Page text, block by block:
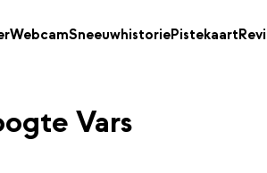
WebcamSneeuwhistoriePistekaart
Vars